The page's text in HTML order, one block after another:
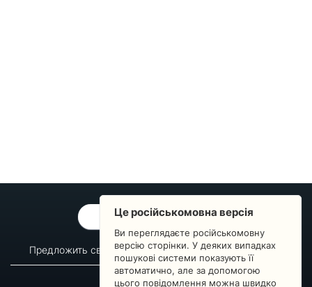
ОБРАТНАЯ СВЯЗЬ
Предложить свой вопрос Статистика изменений
О сервисе Преподавателям
Це російськомовна версія
Ви переглядаєте російськомовну
версію сторінки. У деяких випадках
пошукові системи показують її
автоматично, але за допомогою
цього повідомлення можна швидко